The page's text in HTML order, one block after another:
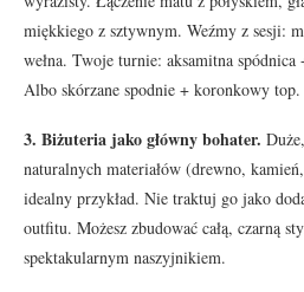
miękkiego z sztywnym. Weźmy z sesji:
wełna. Twoje turnie: aksamitna spódnica
Albo skórzane spodnie + koronkowy top.
3. Biżuteria jako główny bohater.
naturalnych materiałów (drewno,
idealny przykład. Nie traktuj go jako
outfitu. Możesz zbudować całą, czarną
spektakularnym naszyjnikiem.